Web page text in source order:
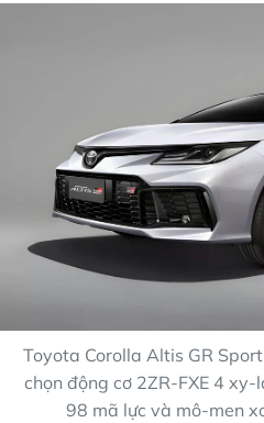
Toyota Corolla Altis GR
chọn động cơ 2ZR-FXE 4
98 mã lực và mô-men